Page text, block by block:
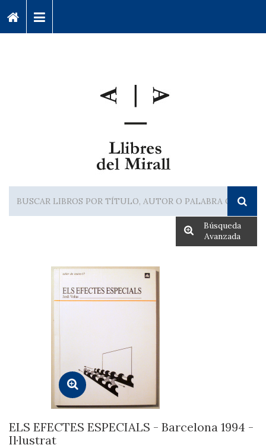
Búsqueda
Avanzada
ELS EFECTES ESPECIALS - Barcelona 1994 -
Il·lustrat